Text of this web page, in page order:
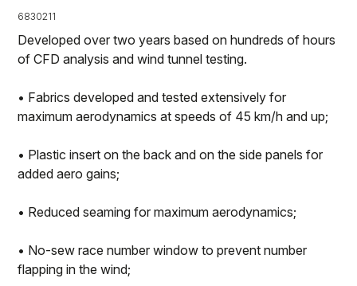
6830211
Developed over two years based on hundreds of hours
of CFD analysis and wind tunnel testing.
• Fabrics developed and tested extensively for
maximum aerodynamics at speeds of 45 km/h and up;
• Plastic insert on the back and on the side panels for
added aero gains;
• Reduced seaming for maximum aerodynamics;
• No-sew race number window to prevent number
flapping in the wind;